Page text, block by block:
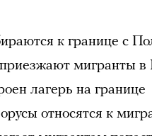
к границе с
мигранты в
лагерь на границе
относятся к